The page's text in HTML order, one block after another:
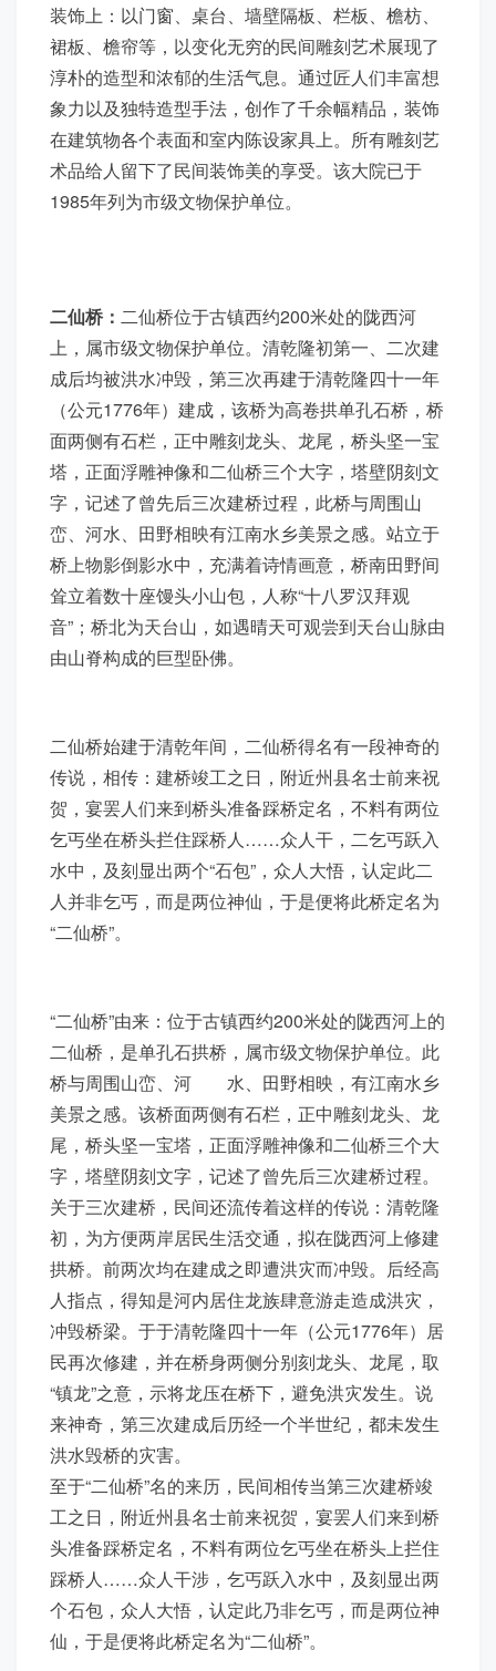
装饰上：以门窗、桌台、墙壁隔板、栏板、檐枋、
裙板、檐帘等，以变化无穷的民间雕刻艺术展现了
淳朴的造型和浓郁的生活气息。通过匠人们丰富想
象力以及独特造型手法，创作了千余幅精品，装饰
在建筑物各个表面和室内陈设家具上。所有雕刻艺
术品给人留下了民间装饰美的享受。该大院已于
1985年列为市级文物保护单位。
二仙桥： 二仙桥位于古镇西约200米处的陇西河
上，属市级文物保护单位。清乾隆初第一、二次建
成后均被洪水冲毁，第三次再建于清乾隆四十一年
（公元1776年）建成，该桥为高卷拱单孔石桥，桥
面两侧有石栏，正中雕刻龙头、龙尾，桥头坚一宝
塔，正面浮雕神像和二仙桥三个大字，塔壁阴刻文
字，记述了曾先后三次建桥过程，此桥与周围山
峦、河水、田野相映有江南水乡美景之感。站立于
桥上物影倒影水中，充满着诗情画意，桥南田野间
耸立着数十座馒头小山包，人称“十八罗汉拜观
音”；桥北为天台山，如遇晴天可观尝到天台山脉由
由山脊构成的巨型卧佛。
二仙桥始建于清乾年间，二仙桥得名有一段神奇的
传说，相传：建桥竣工之日，附近州县名士前来祝
贺，宴罢人们来到桥头准备踩桥定名，不料有两位
乞丐坐在桥头拦住踩桥人……众人干，二乞丐跃入
水中，及刻显出两个“石包”，众人大悟，认定此二
人并非乞丐，而是两位神仙，于是便将此桥定名为
“二仙桥”。
“二仙桥”由来：位于古镇西约200米处的陇西河上的
二仙桥，是单孔石拱桥，属市级文物保护单位。此
桥与周围山峦、河 水、田野相映，有江南水乡
美景之感。该桥面两侧有石栏，正中雕刻龙头、龙
尾，桥头坚一宝塔，正面浮雕神像和二仙桥三个大
字，塔壁阴刻文字，记述了曾先后三次建桥过程。
关于三次建桥，民间还流传着这样的传说：清乾隆
初，为方便两岸居民生活交通，拟在陇西河上修建
拱桥。前两次均在建成之即遭洪灾而冲毁。后经高
人指点，得知是河内居住龙族肆意游走造成洪灾，
冲毁桥梁。于于清乾隆四十一年（公元1776年）居
民再次修建，并在桥身两侧分别刻龙头、龙尾，取
“镇龙”之意，示将龙压在桥下，避免洪灾发生。说
来神奇，第三次建成后历经一个半世纪，都未发生
洪水毁桥的灾害。
至于“二仙桥”名的来历，民间相传当第三次建桥竣
工之日，附近州县名士前来祝贺，宴罢人们来到桥
头准备踩桥定名，不料有两位乞丐坐在桥头上拦住
踩桥人……众人干涉，乞丐跃入水中，及刻显出两
个石包，众人大悟，认定此乃非乞丐，而是两位神
仙，于是便将此桥定名为“二仙桥”。